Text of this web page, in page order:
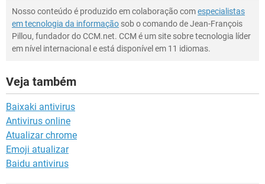
Nosso conteúdo é produzido em colaboração comespecialistas
em tecnologia da informação sob o comando de Jean-François
Pillou, fundador do CCM.net. CCM é um site sobre tecnologia líder
em nível internacional e está disponível em 11 idiomas.
Veja também
Baixaki antivirus
Antivirus online
Atualizar chrome
Emoji atualizar
Baidu antivirus